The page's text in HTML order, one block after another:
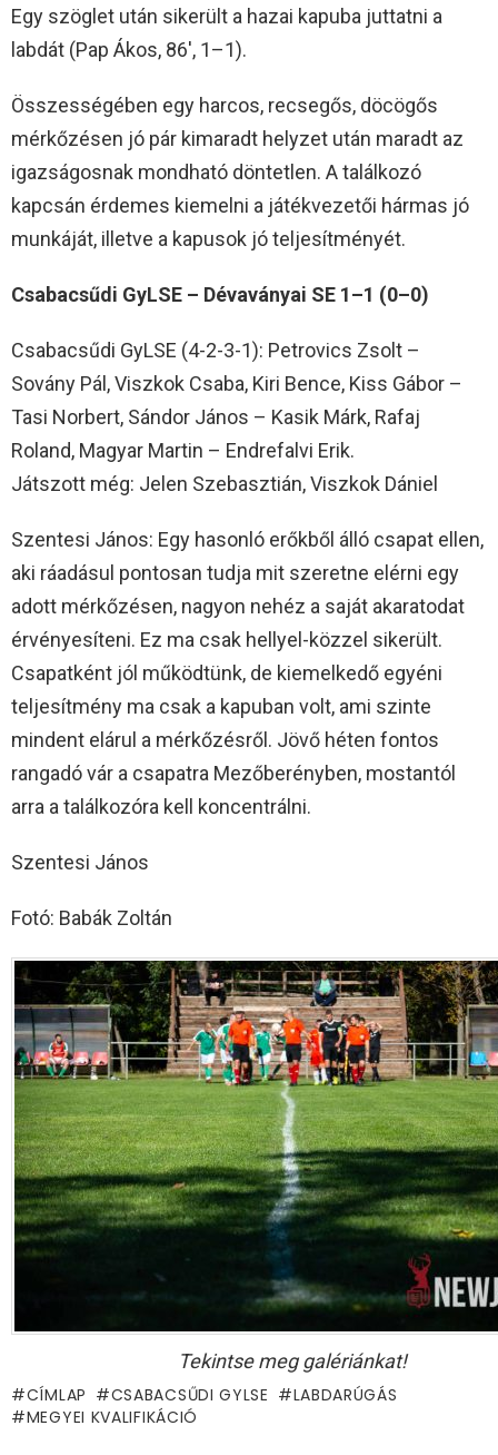
Egy szöglet után sikerült a hazai kapuba juttatni a
labdát (Pap Ákos, 86′, 1–1).
Összességében egy harcos, recsegős, döcögős
mérkőzésen jó pár kimaradt helyzet után maradt az
igazságosnak mondható döntetlen. A találkozó
kapcsán érdemes kiemelni a játékvezetői hármas jó
munkáját, illetve a kapusok jó teljesítményét.
Csabacsűdi GyLSE – Dévaványai SE 1–1 (0–0)
Csabacsűdi GyLSE (4-2-3-1): Petrovics Zsolt –
Sovány Pál, Viszkok Csaba, Kiri Bence, Kiss Gábor –
Tasi Norbert, Sándor János – Kasik Márk, Rafaj
Roland, Magyar Martin – Endrefalvi Erik.
Játszott még: Jelen Szebasztián, Viszkok Dániel
Szentesi János: Egy hasonló erőkből álló csapat ellen,
aki ráadásul pontosan tudja mit szeretne elérni egy
adott mérkőzésen, nagyon nehéz a saját akaratodat
érvényesíteni. Ez ma csak hellyel-közzel sikerült.
Csapatként jól működtünk, de kiemelkedő egyéni
teljesítmény ma csak a kapuban volt, ami szinte
mindent elárul a mérkőzésről. Jövő héten fontos
rangadó vár a csapatra Mezőberényben, mostantól
arra a találkozóra kell koncentrálni.
Szentesi János
Fotó: Babák Zoltán
Tekintse meg galériánkat!
CÍMLAP CSABACSŰDI GYLSE
LABDARÚGÁS
MEGYEI KVALIFIKÁCIÓ